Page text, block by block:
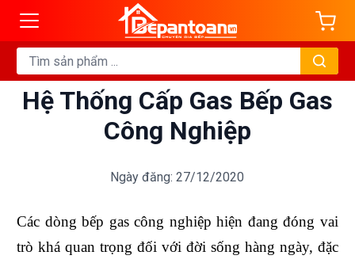
Hệ Thống Cấp Gas Bếp Gas
Công Nghiệp
Ngày đăng: 27/12/2020
Các dòng bếp gas công nghiệp hiện đang đóng vai
trò khá quan trọng đối với đời sống hàng ngày, đặc